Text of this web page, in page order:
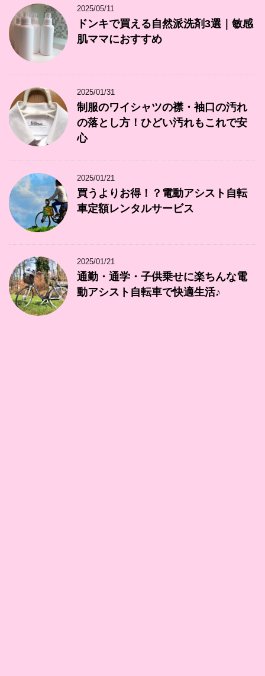
2025/05/11
ドンキで買える自然派洗剤3選｜敏感
肌ママにおすすめ
2025/01/31
制服のワイシャツの襟・袖口の汚れ
の落とし方！ひどい汚れもこれで安
心
2025/01/21
買うよりお得！？電動アシスト自転
車定額レンタルサービス
2025/01/21
通勤・通学・子供乗せに楽ちんな電
動アシスト自転車で快適生活♪